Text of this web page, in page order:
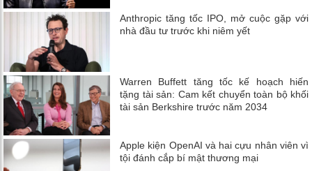
Anthropic tăng tốc IPO, mở cuộc gặp với
nhà đầu tư trước khi niêm yết
Warren Buffett tăng tốc kế hoạch hiến
tặng tài sản: Cam kết chuyển toàn bộ khối
tài sản Berkshire trước năm 2034
Apple kiện OpenAI và hai cựu nhân viên vì
tội đánh cắp bí mật thương mại